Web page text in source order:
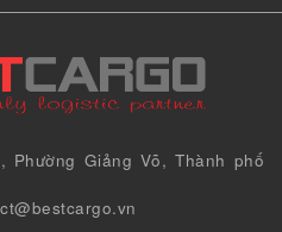
Phường Giảng Võ, Thành phố